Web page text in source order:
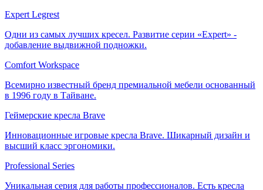
Expert Legrest
Одни из самых лучших кресел. Развитие серии «Expert» -
добавление выдвижной подножки.
Comfort Workspace
Всемирно известный бренд премиальной мебели основанный
в 1996 году в Тайване.
Геймерские кресла Brave
Инновационные игровые кресла Brave. Шикарный дизайн и
высший класс эргономики.
Professional Series
Уникальная серия для работы профессионалов. Есть кресла